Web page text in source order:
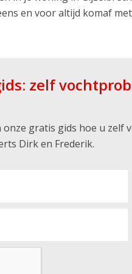
en voor altijd komaf
zelf
onze gratis gids hoe u
Dirk en Frederik.